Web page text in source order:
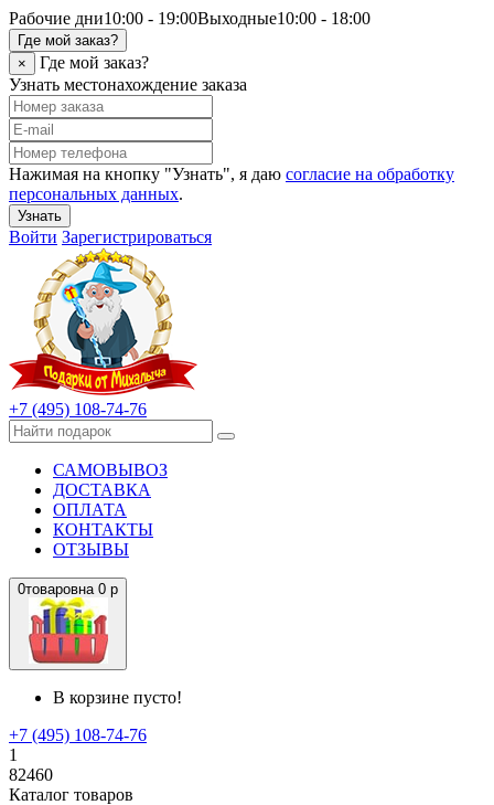
Рабочие дни10:00 - 19:00Выходные10:00 - 18:00
Где мой заказ?
×
Где мой заказ?
Узнать местонахождение заказа
Нажимая на кнопку "Узнать", я даю согласие на обработку
персональных данных.
Узнать
Войти Зарегистрироваться
+7 (495) 108-74-76
САМОВЫВОЗ
ДОСТАВКА
ОПЛАТА
КОНТАКТЫ
ОТЗЫВЫ
0товаровна 0 р
В корзине пусто!
+7 (495) 108-74-76
1
82460
Каталог товаров